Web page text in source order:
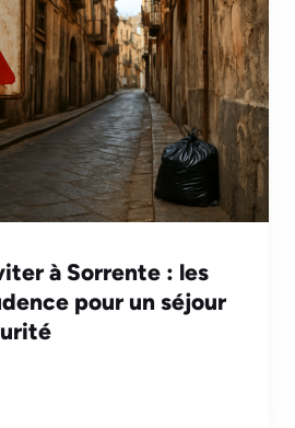
à Sorrente : les
pour un séjour